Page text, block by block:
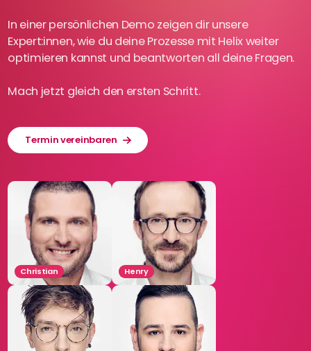
In einer persönlichen Demo zeigen dir unsere
Expert:innen, wie du deine Prozesse mit Helix weiter
optimieren kannst und beantworten all deine Fragen.
Mach jetzt gleich den ersten Schritt.
Termin vereinbaren
Christian Henry